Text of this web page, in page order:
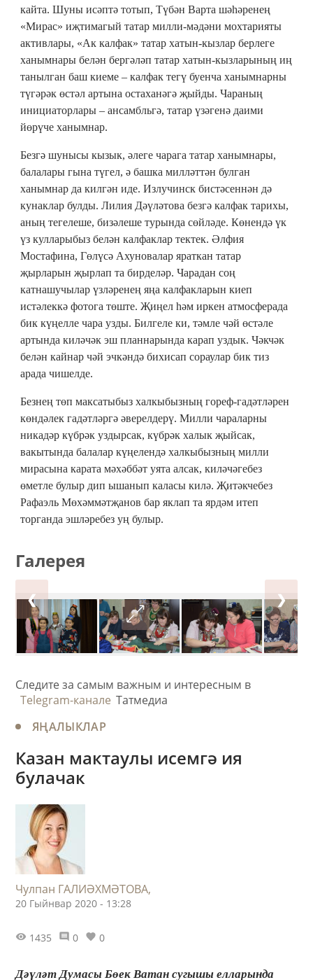
кайта. Шуны исәптә тотып, Түбән Варта шәһәренең
«Мирас» иҗтимагый татар милли-мәдәни мохтарияты
активлары, «Ак калфак» татар хатын-кызлар берлеге
ханымнары белән бергәләп татар хатын-кызларының иң
танылган баш киеме – калфак тегү буенча ханымнарны
түгәрәк өстәл артына остаханәгә җыйды. Чараның
инициаторлары – ансамбльгә, татар үзәгенә даими
йөрүче ханымнар.
Безгә шунысы кызык, әлеге чарага татар ханымнары,
балалары гына түгел, ә башка милләттән булган
ханымнар да килгән иде. Излучинск бистәсеннән дә
кунаклар булды. Лилия Дәүләтова безгә калфак тарихы,
аның тегелеше, бизәлеше турында сөйләде. Көнендә үк
үз кулларыбыз белән калфаклар тектек. Әлфия
Мостафина, Гөлүсә Ахуновалар яраткан татар
җырларын җырлап та бирделәр. Чарадан соң
катнашучылар үзләренең яңа калфакларын киеп
истәлеккә фотога төште. Җиңел һәм иркен атмосферада
бик күңелле чара узды. Билгеле ки, тәмле чәй өстәле
артында киләчәк эш планнарында карап уздык. Чәкчәк
белән кайнар чәй эчкәндә бихисап сораулар бик тиз
арада чишелде.
Безнең төп максатыбыз халкыбызның гореф-гадәтләрен
көндәлек гадәтләргә әверелдерү. Милли чараларны
никадәр күбрәк уздырсак, күбрәк халык җыйсак,
вакытында балалар күңелендә халкыбызның милли
мирасына карата мәхәббәт уята алсак, киләчәгебез
өметле булыр дип ышанып каласы килә. Җитәкчебез
Рафаэль Мөхәммәтҗанов бар яклап та ярдәм итеп
торганда эшләребез уң булыр.
Галерея
❮ ❯
Следите за самым важным и интересным в
Telegram-канале Татмедиа
ЯҢАЛЫКЛАР
Казан мактаулы исемгә ия
булачак
Чулпан ГАЛИӘХМӘТОВА,
20 Гыйнвар 2020 - 13:28
1435 0 0
Дәүләт Думасы Бөек Ватан сугышы елларында